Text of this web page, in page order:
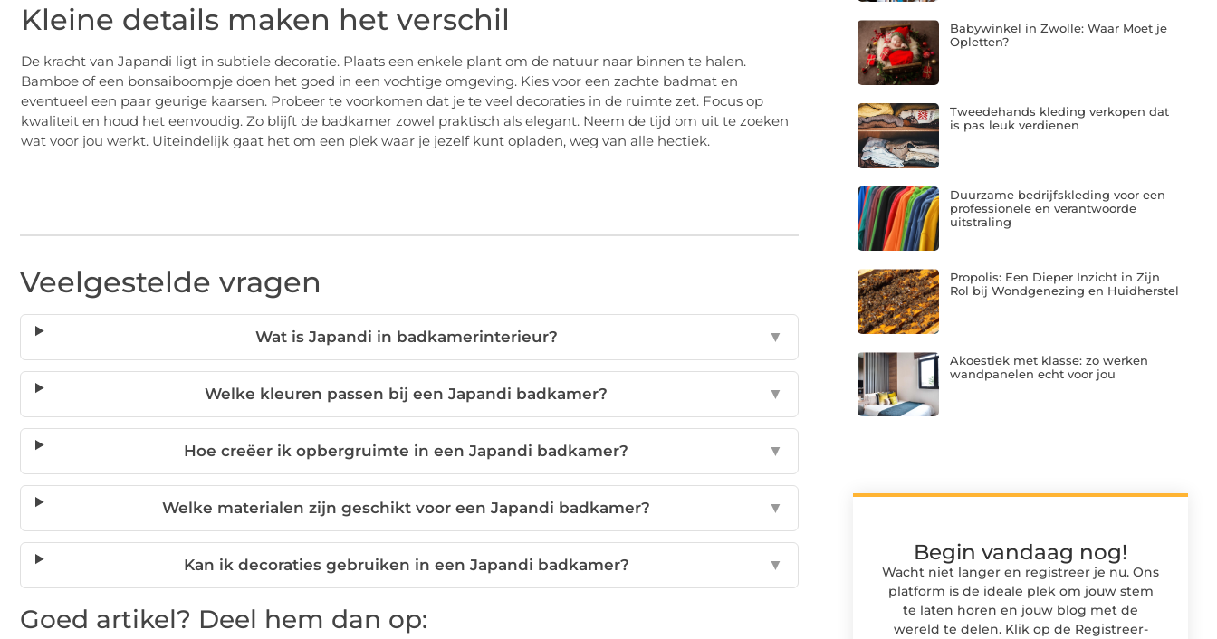
Kleine details maken het verschil
De kracht van Japandi ligt in subtiele decoratie. Plaats een enkele plant om de natuur naar binnen te halen.
Bamboe of een bonsaiboompje doen het goed in een vochtige omgeving. Kies voor een zachte badmat en
eventueel een paar geurige kaarsen. Probeer te voorkomen dat je te veel decoraties in de ruimte zet. Focus op
kwaliteit en houd het eenvoudig. Zo blijft de badkamer zowel praktisch als elegant. Neem de tijd om uit te zoeken
wat voor jou werkt. Uiteindelijk gaat het om een plek waar je jezelf kunt opladen, weg van alle hectiek.
Veelgestelde vragen
Wat is Japandi in badkamerinterieur? ▼
Welke kleuren passen bij een Japandi badkamer? ▼
Hoe creëer ik opbergruimte in een Japandi badkamer? ▼
Welke materialen zijn geschikt voor een Japandi badkamer? ▼
Kan ik decoraties gebruiken in een Japandi badkamer? ▼
Goed artikel? Deel hem dan op:
Babywinkel in Zwolle: Waar Moet je
Opletten?
Tweedehands kleding verkopen dat
is pas leuk verdienen
Duurzame bedrijfskleding voor een
professionele en verantwoorde
uitstraling
Propolis: Een Dieper Inzicht in Zijn
Rol bij Wondgenezing en Huidherstel
Akoestiek met klasse: zo werken
wandpanelen echt voor jou
Begin vandaag nog!
Wacht niet langer en registreer je nu. Ons
platform is de ideale plek om jouw stem
te laten horen en jouw blog met de
wereld te delen. Klik op de Registreer-